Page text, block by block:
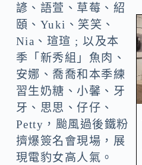
諺、語萱、草莓、紹
頤、Yuki、笑笑、
Nia、瑄瑄 ; 以及本
季「新秀組」魚肉、
安娜、喬喬和本季練
習生奶糖、小馨、牙
牙、思思、仔仔、
Petty，​​​​颱風過後鐵粉
擠爆簽名會現場，展
現電豹女高人氣。